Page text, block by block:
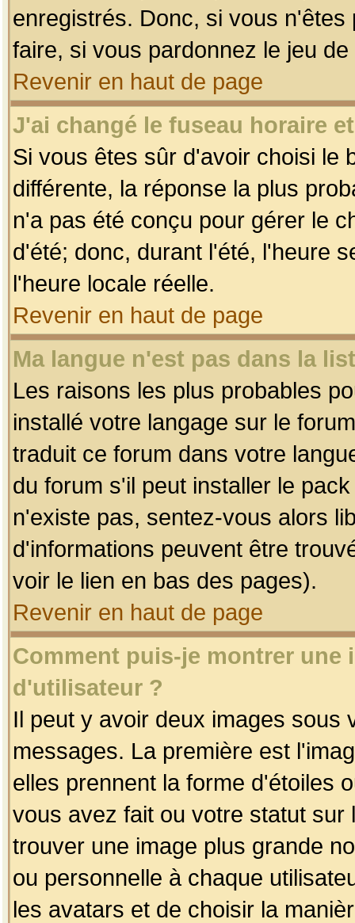
enregistrés. Donc, si vous
faire, si vous pardonnez le jeu
Revenir en haut de page
J'ai changé le fuseau horaire
Si vous êtes sûr d'avoir choisi le
différente, la réponse la plus
n'a pas été conçu pour gérer le
d'été; donc, durant l'été, l'heure
l'heure locale réelle.
Revenir en haut de page
Ma langue n'est pas dans la
Les raisons les plus probables
installé votre langage sur le
traduit ce forum dans votre
du forum s'il peut installer le
n'existe pas, sentez-vous alors
d'informations peuvent être
voir le lien en bas des pages).
Revenir en haut de page
Comment puis-je montrer une
d'utilisateur ?
Il peut y avoir deux images sous
messages. La première est
elles prennent la forme d'étoiles
vous avez fait ou votre statut
trouver une image plus grande
ou personnelle à chaque
les avatars et de choisir la